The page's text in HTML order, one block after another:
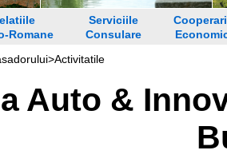
Romane
Serviciile
Consulare
>Activitatile
Auto &